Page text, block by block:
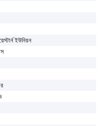
ইউনিয়ন